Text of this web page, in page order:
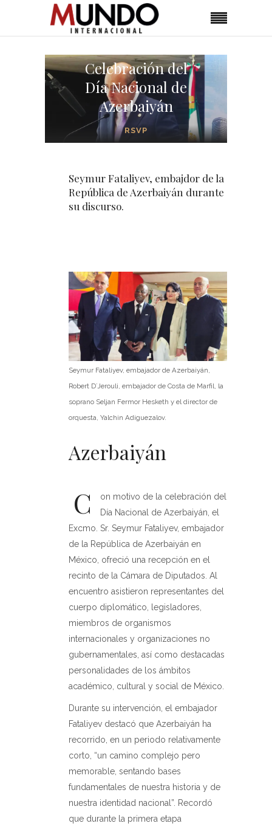
Celebración del
Día Nacional de
Azerbaiyán
RSVP
Seymur Fataliyev, embajdor de la
República de Azerbaiyán durante
su discurso.
Seymur Fataliyev, embajador de Azerbaiyán,
Robert D´Jerouli, embajador de Costa de Marfil, la
soprano Seljan Fermor Hesketh y el director de
orquesta, Yalchin Adiguezalov.
Azerbaiyán
C
on motivo de la celebración del
Día Nacional de Azerbaiyán, el
Excmo. Sr. Seymur Fataliyev, embajador
de la República de Azerbaiyán en
México, ofreció una recepción en el
recinto de la Cámara de Diputados. Al
encuentro asistieron representantes del
cuerpo diplomático, legisladores,
miembros de organismos
internacionales y organizaciones no
gubernamentales, así como destacadas
personalidades de los ámbitos
académico, cultural y social de México.
Durante su intervención, el embajador
Fataliyev destacó que Azerbaiyán ha
recorrido, en un periodo relativamente
corto, “un camino complejo pero
memorable, sentando bases
fundamentales de nuestra historia y de
nuestra identidad nacional”. Recordó
que durante la primera etapa